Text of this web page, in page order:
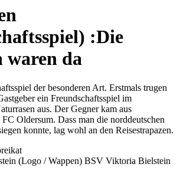
:Die
waren da
der besonderen Art. Erstmals trugen
ein Freundschaftsspiel im
aus. Der Gegner kam aus
Oldersum. Dass man die norddeutschen
konnte, lag wohl an den Reisestrapazen.
BSV Viktoria Bielstein